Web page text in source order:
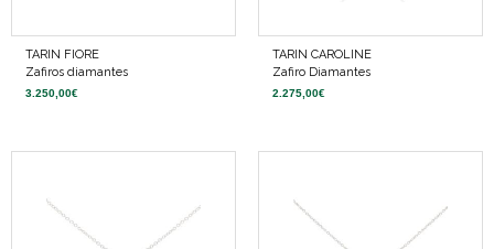
TARIN FIORE
Zafiros diamantes
3.250,00€
TARIN CAROLINE
Zafiro Diamantes
2.275,00€